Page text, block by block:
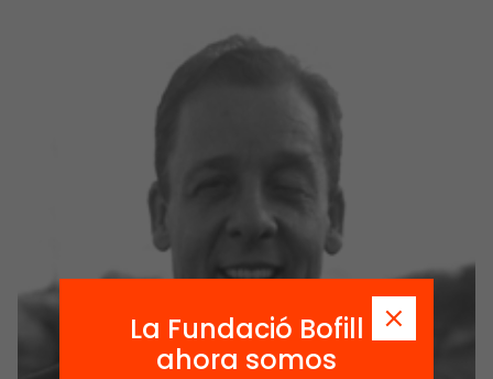
La Fundació Bofill
ahora somos